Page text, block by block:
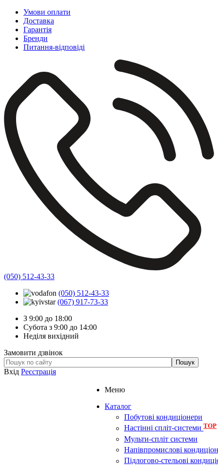
Умови оплати
Доставка
Гарантія
Бренди
Питання-відповіді
(050) 512-43-33
(050) 512-43-33
(067) 917-73-33
З 9:00 до 18:00
Субота з 9:00 до 14:00
Неділя вихідний
Замовити дзвінок
Вхід Реєстрація
Меню
Каталог
Побутові кондиціонери
Настінні спліт-системи TOP
Мульти-спліт системи
Напівпромислові
Підлогово-стельові